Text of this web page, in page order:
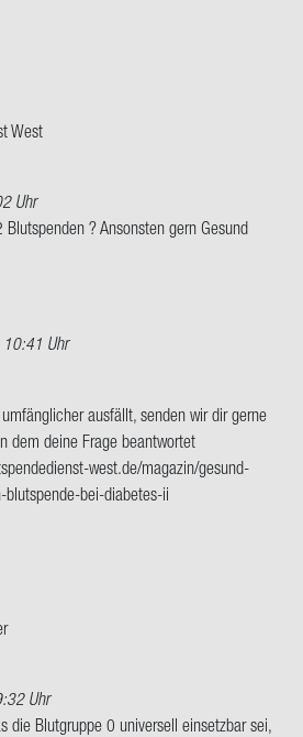
West
Uhr
? An­sons­ten gern Ge­sund
Uhr
aus­fällt, sen­den wir dir gerne
dem deine Frage be­ant­wor­tet
​west.de/ma­ga­zin/ge­sund­
blutspende-bei-diabetes-ii
Uhr
die Blut­grup­pe 0 uni­ver­sell ein­setz­bar sei,